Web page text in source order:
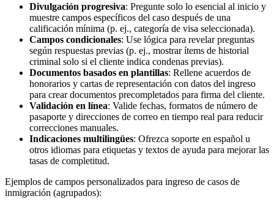
Divulgación progresiva: Pregunte solo lo esencial al inicio y
muestre campos específicos del caso después de una
calificación mínima (p. ej., categoría de visa seleccionada).
Campos condicionales: Use lógica para revelar preguntas
según respuestas previas (p. ej., mostrar ítems de historial
criminal solo si el cliente indica condenas previas).
Documentos basados en plantillas: Rellene acuerdos de
honorarios y cartas de representación con datos del ingreso
para crear documentos precompletados para firma del cliente.
Validación en línea: Valide fechas, formatos de número de
pasaporte y direcciones de correo en tiempo real para reducir
correcciones manuales.
Indicaciones multilingües: Ofrezca soporte en español u
otros idiomas para etiquetas y textos de ayuda para mejorar las
tasas de completitud.
Ejemplos de campos personalizados para ingreso de casos de
inmigración (agrupados):